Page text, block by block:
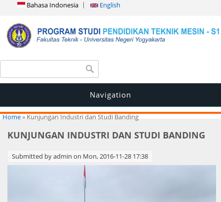
Bahasa Indonesia English
Search form
Navigation
You are here
Home» Kunjungan Industri dan Studi Banding
KUNJUNGAN INDUSTRI DAN STUDI BANDING
Submitted byadmin on Mon, 2016-11-28 17:38